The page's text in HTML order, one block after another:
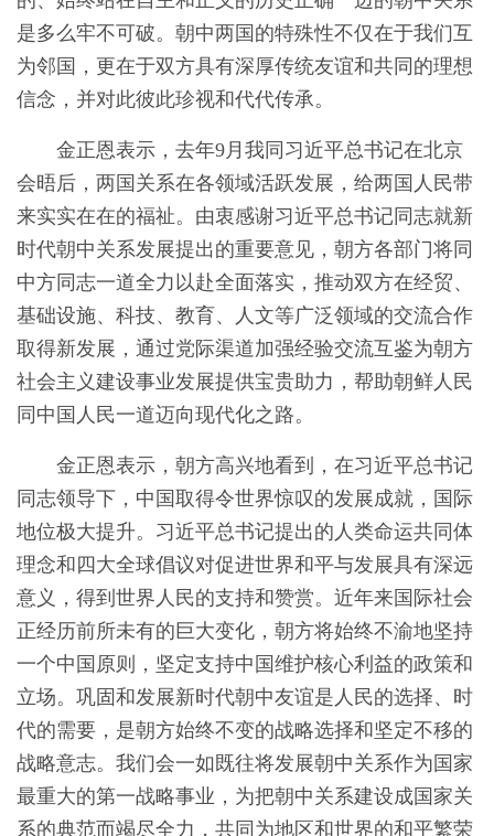
是多么牢不可破。朝中两国的特殊性不仅在于我们互
为邻国，更在于双方具有深厚传统友谊和共同的理想
信念，并对此彼此珍视和代代传承。
金正恩表示，去年9月我同习近平总书记在北京
会晤后，两国关系在各领域活跃发展，给两国人民带
来实实在在的福祉。由衷感谢习近平总书记同志就新
时代朝中关系发展提出的重要意见，朝方各部门将同
中方同志一道全力以赴全面落实，推动双方在经贸、
基础设施、科技、教育、人文等广泛领域的交流合作
取得新发展，通过党际渠道加强经验交流互鉴为朝方
社会主义建设事业发展提供宝贵助力，帮助朝鲜人民
同中国人民一道迈向现代化之路。
金正恩表示，朝方高兴地看到，在习近平总书记
同志领导下，中国取得令世界惊叹的发展成就，国际
地位极大提升。习近平总书记提出的人类命运共同体
理念和四大全球倡议对促进世界和平与发展具有深远
意义，得到世界人民的支持和赞赏。近年来国际社会
正经历前所未有的巨大变化，朝方将始终不渝地坚持
一个中国原则，坚定支持中国维护核心利益的政策和
立场。巩固和发展新时代朝中友谊是人民的选择、时
代的需要，是朝方始终不变的战略选择和坚定不移的
战略意志。我们会一如既往将发展朝中关系作为国家
最重大的第一战略事业，为把朝中关系建设成国家关
系的典范而竭尽全力，共同为地区和世界的和平繁荣